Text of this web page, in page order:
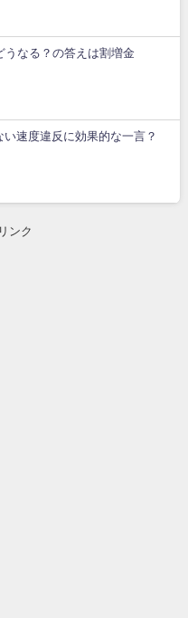
うなる？の答えは割増金
速度違反に効果的な一言？
ンク